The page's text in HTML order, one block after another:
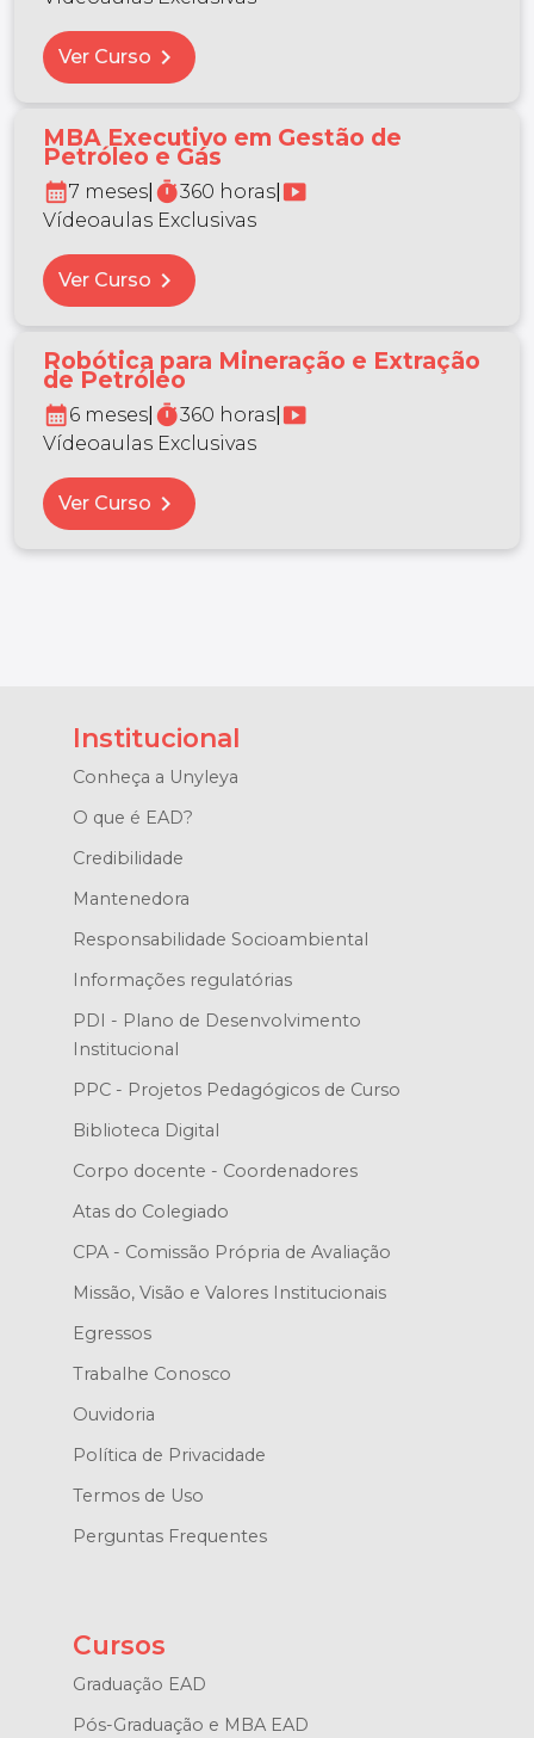
Ver Curso chevron_right
MBA Executivo em Gestão de
Petróleo e Gás
calendar_month7 meses timer360 horas smart_display
Vídeoaulas Exclusivas
Ver Curso chevron_right
Robótica para Mineração e Extração
de Petróleo
calendar_month6 meses timer360 horas smart_display
Vídeoaulas Exclusivas
Ver Curso chevron_right
Institucional
Conheça a Unyleya
O que é EAD?
Credibilidade
Mantenedora
Responsabilidade Socioambiental
Informações regulatórias
PDI - Plano de Desenvolvimento
Institucional
PPC - Projetos Pedagógicos de Curso
Biblioteca Digital
Corpo docente - Coordenadores
Atas do Colegiado
CPA - Comissão Própria de Avaliação
Missão, Visão e Valores Institucionais
Egressos
Trabalhe Conosco
Ouvidoria
Política de Privacidade
Termos de Uso
Perguntas Frequentes
Cursos
Graduação EAD
Pós-Graduação e MBA EAD